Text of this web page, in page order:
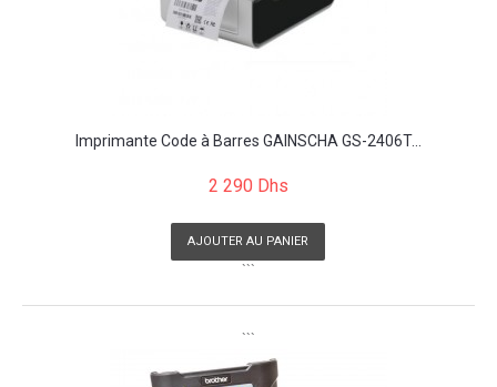
Imprimante Code à Barres GAINSCHA GS-2406T...
2 290 Dhs
AJOUTER AU PANIER
```
```